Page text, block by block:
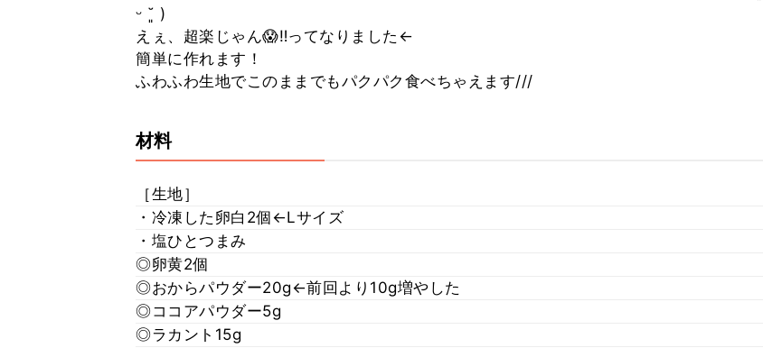
ᵕ ˘͈ )
えぇ、超楽じゃん😱‼️ってなりました←
簡単に作れます！
ふわふわ生地でこのままでもパクパク食べちゃえます///
材料
［生地］
・冷凍した卵白2個←Lサイズ
・塩ひとつまみ
◎卵黄2個
◎おからパウダー20g←前回より10g増やした
◎ココアパウダー5g
◎ラカント15g